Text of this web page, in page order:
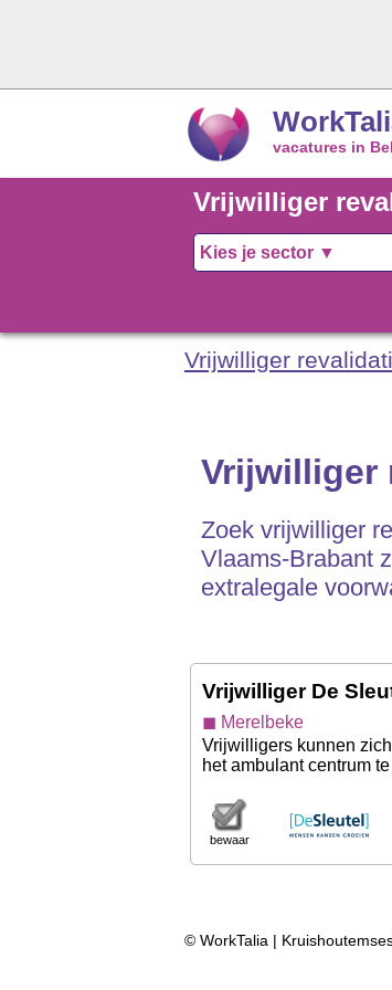
vacatures in
Vrijwilliger
Vrijwilliger
Vrijwilliger
Zoek vrijwilliger
Vlaams-Brabant
extralegale
Vrijwilliger De
◼ Merelbeke
Vrijwilligers kunnen
het ambulant centrum
bewaar
© WorkTalia |